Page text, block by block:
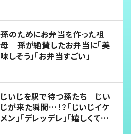
孫のためにお弁当を作った祖
母 孫が絶賛したお弁当に「美
味しそう」「お弁当すごい」
じいじを駅で待つ孫たち じい
じが来た瞬間…！？「じいじイケ
メン」「デレッデレ」「嬉しくて可